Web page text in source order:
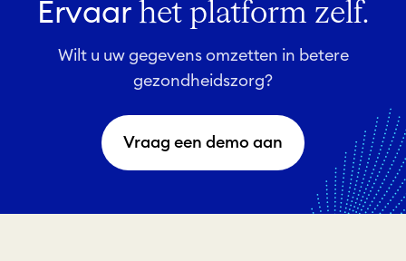
Ervaar het platform zelf.
Wilt u uw gegevens omzetten in betere
gezondheidszorg?
Vraag een demo aan